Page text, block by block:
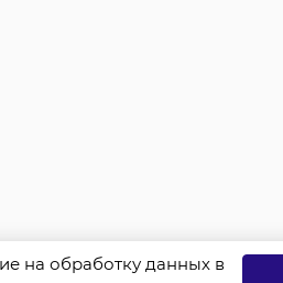
на обработку данных в